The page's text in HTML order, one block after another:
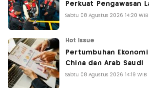
Perkuat Pengawasan
Sabtu 08 Agustus 2026 14:20 WIB
Hot Issue
Pertumbuhan Ekonomi
China dan Arab Saudi
Sabtu 08 Agustus 2026 14:19 WIB